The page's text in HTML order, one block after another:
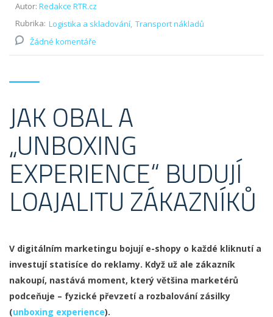
Autor: Redakce RTR.cz
Rubrika: Logistika a skladování Transport nákladů
Žádné komentáře
JAK OBAL A
„UNBOXING
EXPERIENCE“ BUDUJÍ
LOAJALITU ZÁKAZNÍKŮ
V digitálním marketingu bojují e-shopy o každé kliknutí a
investují statisíce do reklamy. Když už ale zákazník
nakoupí, nastává moment, který většina marketérů
podceňuje – fyzické převzetí a rozbalování zásilky
(unboxing experience).